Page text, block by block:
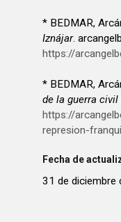
* BEDMAR,
Iznájar.
https://
* BEDMAR,
de la guerra civil
https://
represion-
Fecha de
31 de diciembre